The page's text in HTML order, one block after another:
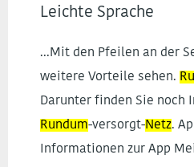
Leichte Sprache
...Mit den Pfeilen an der
weitere Vorteile sehen.
Darunter finden Sie noch
Rundum-versorgt-Netz.
Informationen zur App